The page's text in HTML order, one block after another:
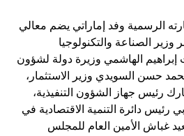
الرسمية وفد إماراتي يضم معالي
وزير الصناعة والتكنولوجيا
إبراهيم الهاشمي وزيرة دولة لشؤون
حسن السويدي وزير الاستثمار،
رئيس جهاز الشؤون التنفيذية،
رئيس دائرة التنمية الاقتصادية في
غباش الأمين العام للمجلس